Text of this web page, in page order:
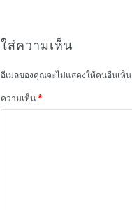
ใส่ความเห็น
อีเมลของคุณจะไม่แสดงให้คนอื่นเห็น
ความเห็น*